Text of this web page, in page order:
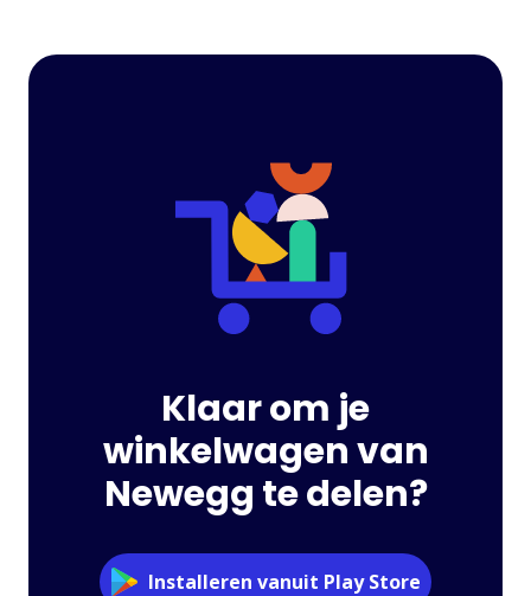
Klaar om je
winkelwagen van
Newegg te delen?
Installeren vanuit Play Store